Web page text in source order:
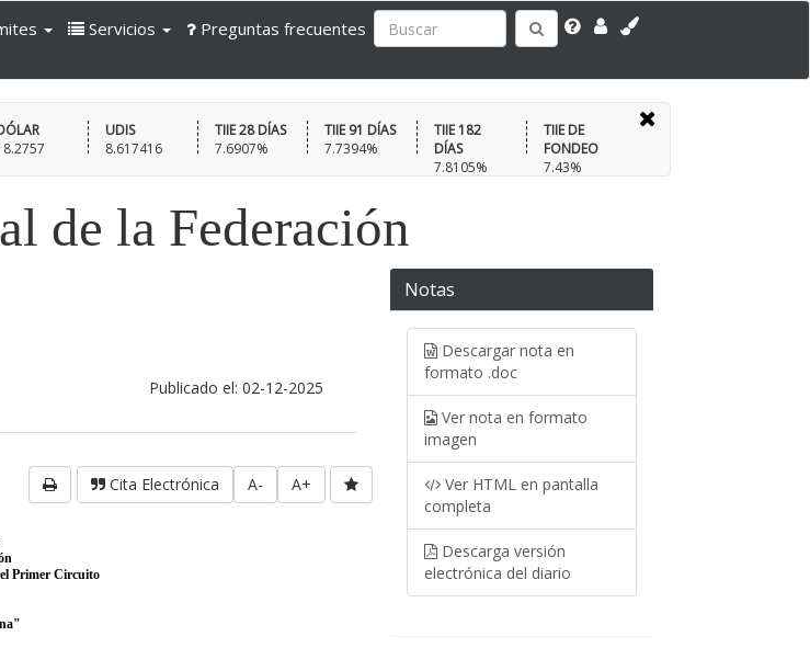
Servicios Preguntas frecuentes
UDIS
8.617416
TIIE 28 DÍAS
7.6907%
TIIE 91 DÍAS
7.7394%
TIIE 182
DÍAS
7.8105%
TIIE DE
FONDEO
7.43%
de la Federación
Publicado el: 02-12-2025
A+
A-
Cita Electrónica
Notas
Descargar nota en
formato .doc
Ver nota en formato
imagen
Ver HTML en pantalla
completa
Descarga versión
electrónica del diario